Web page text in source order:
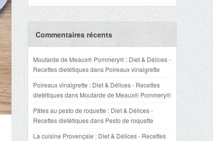
Commentaires récents
Moutarde de Meaux® Pommery® : Diet & Délices -
Recettes dietétiquesdans Poireaux vinaigrette
Poireaux vinaigrette : Diet & Délices - Recettes
dietétiquesdans Moutarde de Meaux® Pommery®
Pâtes au pesto de roquette : Diet & Délices -
Recettes dietétiquesdans Pesto de roquette
La cuisine Provençale : Diet & Délices - Recettes